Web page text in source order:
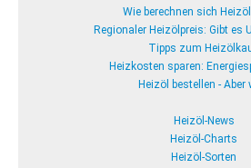
Wie berechnen sich
Regionaler Heizölpreis: Gibt es
Tipps zum
Heizkosten sparen:
Heizöl bestellen - Aber
Heizöl-News
Heizöl-Charts
Heizöl-Sorten